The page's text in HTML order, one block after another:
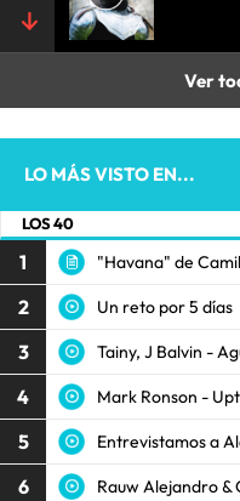
Ver
LO MÁS VISTO EN...
LOS 40
1 "Havana" de
2 Un reto por 5 días
3 Tainy, J Balvin -
4 Mark Ronson -
5 Entrevistamos a
6 Rauw Alejandro &